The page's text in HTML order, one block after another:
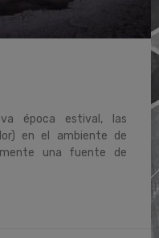
época estival, las
en el ambiente de
una fuente de